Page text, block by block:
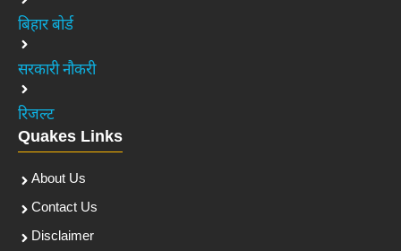
बिहार बोर्ड
सरकारी नौकरी
रिजल्ट
Quakes Links
About Us
Contact Us
Disclaimer